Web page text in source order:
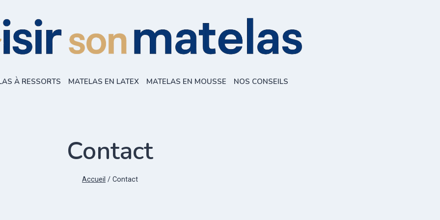
À RESSORTS MATELAS EN LATEX MATELAS EN MOUSSE NOS CONSEILS
Contact
Accueil / Contact